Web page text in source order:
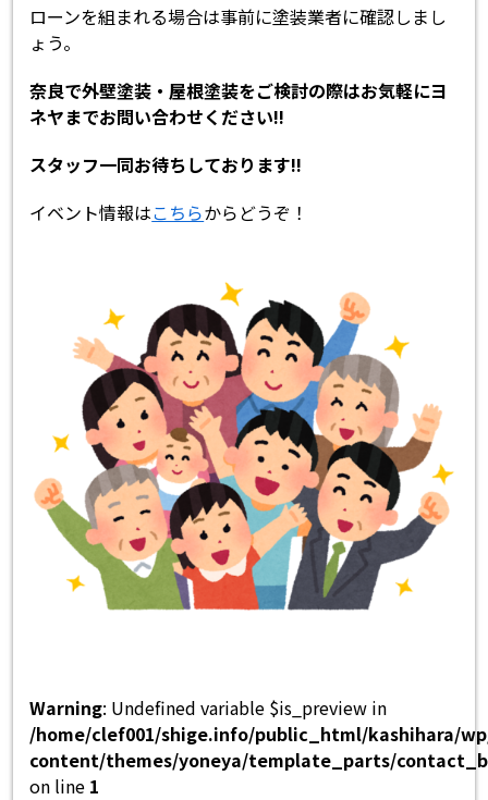
ローンを組まれる場合は事前に塗装業者に確認しまし
ょう。
奈良で外壁塗装・屋根塗装をご検討の際はお気軽にヨ
ネヤまでお問い合わせください!!
スタッフ一同お待ちしております!!
イベント情報はこちらからどうぞ！
Warning: Undefined variable $is_preview in
/home/clef001/shige.info/public_html/kashihara/
content/themes/yoneya/template_parts/
on line 1